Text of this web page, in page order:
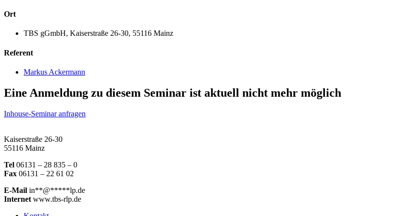
Ort
TBS gGmbH, Kaiserstraße 26-30, 55116 Mainz
Referent
Markus Ackermann
Eine Anmeldung zu diesem Seminar ist aktuell nicht mehr möglich
Inhouse-Seminar anfragen
Kaiserstraße 26-30
55116 Mainz
Tel 06131 – 28 835 – 0
Fax 06131 – 22 61 02
E-Mail in**@*****lp.de
Internet www.tbs-rlp.de